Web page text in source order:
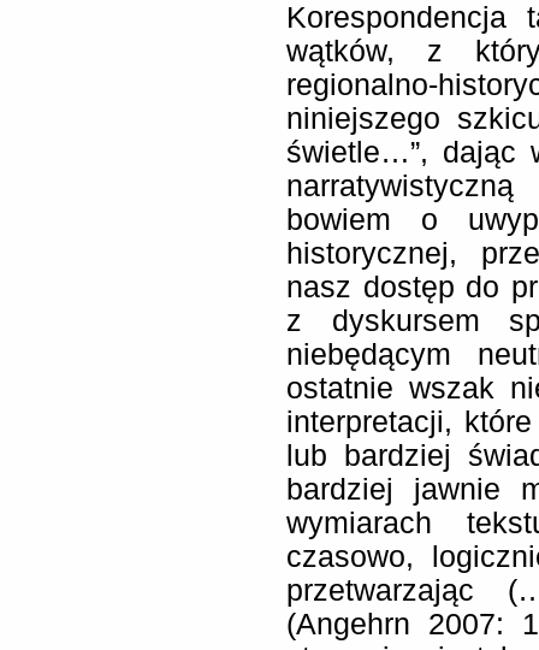
Korespondencja
wątków, z
regionalno-
niniejszego
świetle…”, dając
bowiem o
historycznej,
nasz dostęp do
z dyskursem
niebędącym
ostatnie wszak
interpretacji,
lub bardziej
bardziej jawnie
wymiarach
czasowo,
przetwarzając
(Angehrn 2007: